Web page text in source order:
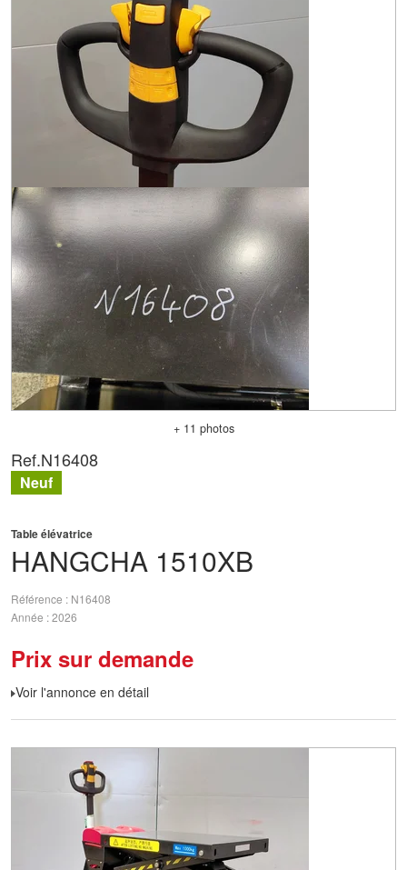
+ 11 photos
HANGCHA 1510XB
Table élévatrice
Référence
N16408
Année 2026
Prix sur demande
Voir l'annonce en détail
Ref.N16408
Neuf